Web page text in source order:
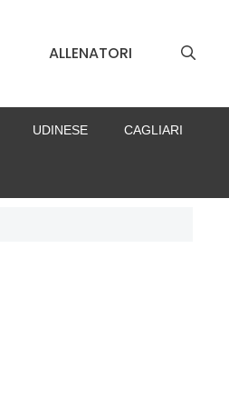
ALLENATORI
UDINESE CAGLIARI